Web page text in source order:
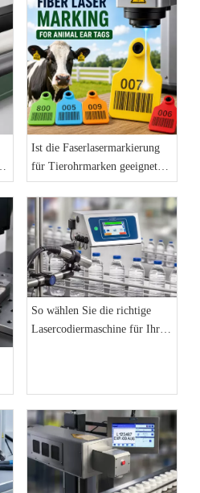
Ist die Faserlasermarkierung
für Tierohrmarken geeignet?
Ein praktischer Leitfaden für
Hersteller
So wählen Sie die richtige
Lasercodiermaschine für Ihre